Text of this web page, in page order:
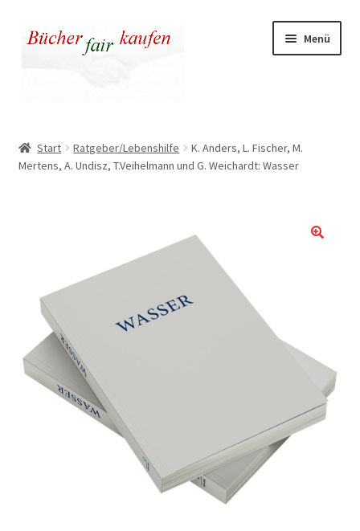
Zur
Navigation
Zum
Inhalt
Menü
Kasse
Start Ratgeber/Lebenshilfe
K. Anders, L. Fischer, M.
Mertens, A. Undisz, T.Veihelmann und G. Weichardt: Wasser